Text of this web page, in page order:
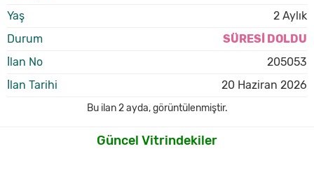
Yaş
2 Aylık
Durum
SÜRESİ DOLDU
İlan No
205053
İlan Tarihi
20 Haziran 2026
Bu ilan2 ayda,görüntülenmiştir.
Güncel Vitrindekiler